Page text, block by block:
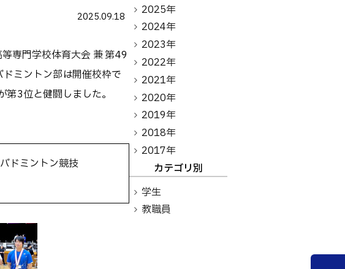
2025.09.18
専門学校体育大会 兼 第49
ミントン部は開催校枠で
3位と健闘しました。
ドミントン競技
2025年
2024年
2023年
2022年
2021年
2020年
2019年
2018年
2017年
カテゴリ別
学生
教職員
その他
お問い合わせ
生・保護者の方へ 卒業生の方へ